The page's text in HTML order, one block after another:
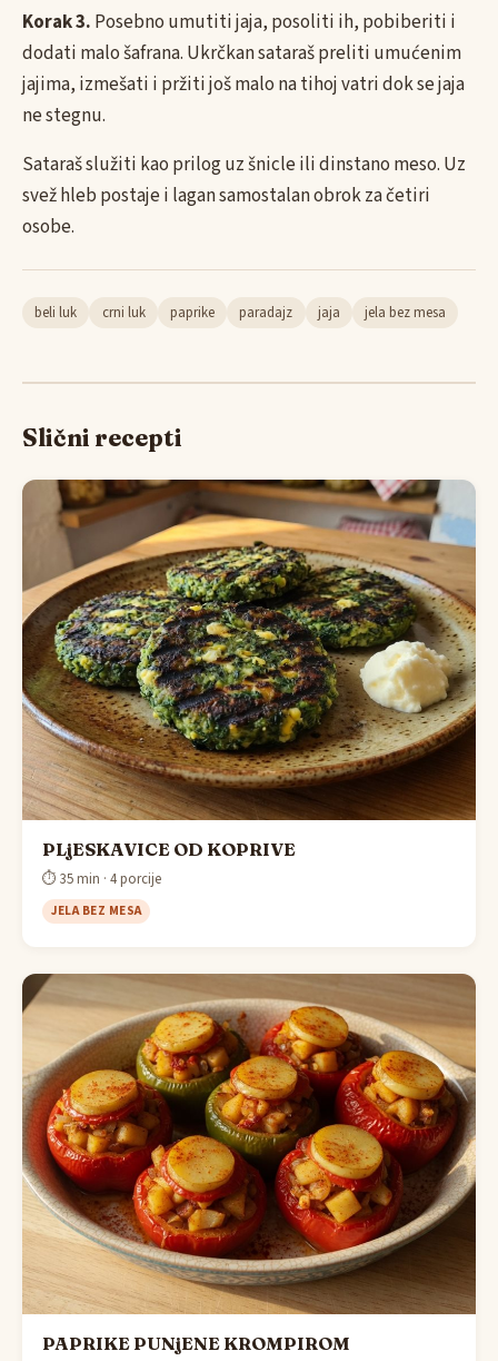
Korak 3. Posebno umutiti jaja, posoliti ih, pobiberiti i
dodati malo šafrana. Ukrčkan sataraš preliti umućenim
jajima, izmešati i pržiti još malo na tihoj vatri dok se jaja
ne stegnu.
Sataraš služiti kao prilog uz šnicle ili dinstano meso. Uz
svež hleb postaje i lagan samostalan obrok za četiri
osobe.
beli luk crni luk paprike paradajz jaja jela bez mesa
Slični recepti
PLjESKAVICE OD KOPRIVE
⏱ 35 min · 4 porcije
JELA BEZ MESA
PAPRIKE PUNjENE KROMPIROM